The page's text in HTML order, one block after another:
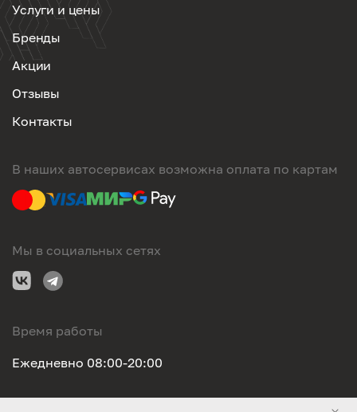
Услуги и цены
Бренды
Акции
Отзывы
Контакты
В наших автосервисах возможна оплата по картам
Мы в социальных сетях
Время работы
Ежедневно 08:00-20:00